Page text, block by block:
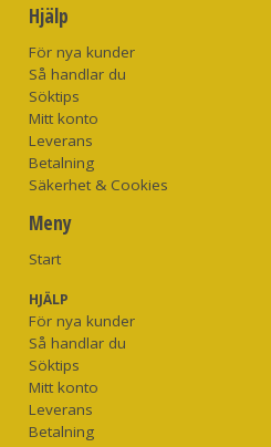
Hjälp
För nya kunder
Så handlar du
Söktips
Mitt konto
Leverans
Betalning
Säkerhet & Cookies
Meny
Start
HJÄLP
För nya kunder
Så handlar du
Söktips
Mitt konto
Leverans
Betalning